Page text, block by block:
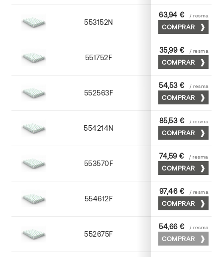
553152N 52 x 70
63,94 € / resma
COMPRAR
551752F 52 x 70
35,99 € / resma
COMPRAR
552563F 63 x 88
54,53 € / resma
COMPRAR
554214N 72 x 102
85,53 € / resma
COMPRAR
553570F 70 x 100
74,59 € / resma
COMPRAR
554612F 72 x 102
97,46 € / resma
COMPRAR
552675F 75 x 53
54,66 € / resma
COMPRAR